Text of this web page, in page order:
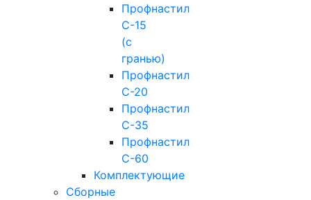
Профнастил
С-15
(с
гранью)
Профнастил
С-20
Профнастил
С-35
Профнастил
С-60
Комплектующие
Сборные